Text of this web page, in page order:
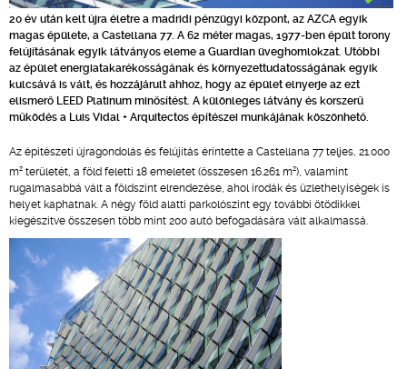
20 év után kelt újra életre a madridi pénzügyi központ, az AZCA egyik
magas épülete, a Castellana 77. A 62 méter magas, 1977-ben épült torony
felújításának egyik látványos eleme a Guardian üveghomlokzat. Utóbbi
az épület energiatakarékosságának és környezettudatosságának egyik
kulcsává is vált, és hozzájárult ahhoz, hogy az épület elnyerje az ezt
elismerő LEED Platinum minősítést. A különleges látvány és korszerű
működés a Luis Vidal + Arquitectos építészei munkájának köszönhető.
Az építészeti újragondolás és felújítás érintette a Castellana 77 teljes, 21.000
m2 területét, a föld feletti 18 emeletet (összesen 16.261 m2), valamint
rugalmasabbá vált a földszint elrendezése, ahol irodák és üzlethelyiségek is
helyet kaphatnak. A négy föld alatti parkolószint egy további ötödikkel
kiegészítve összesen több mint 200 autó befogadására vált alkalmassá.